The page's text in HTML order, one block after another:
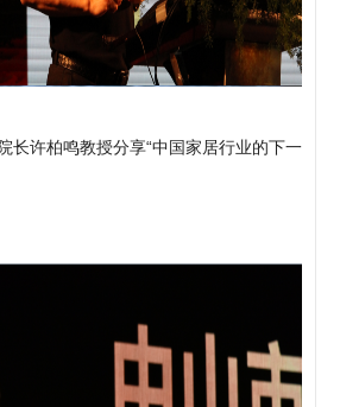
长许柏鸣教授分享“中国家居行业的下一